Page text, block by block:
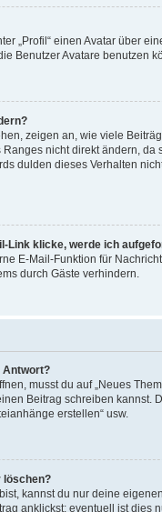
„Profil“ einen Avatar über
Benutzer Avatare benutzen
zeigen an, wie viele
nicht direkt ändern,
dulden dieses Verhalten
Link klicke, werde ich
E-Mail-Funktion für
durch Gäste verhindern.
Antwort?
musst du auf „Neues
Beitrag schreiben kannst.
erstellen“ usw.
löschen?
kannst du nur deine
anklickst; eventuell ist